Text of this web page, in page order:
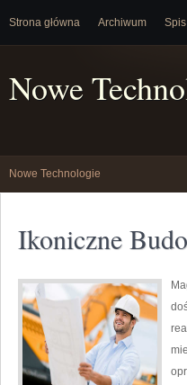
Strona główna Archiwum
Nowe
Nowe Technologie
Ikoniczne